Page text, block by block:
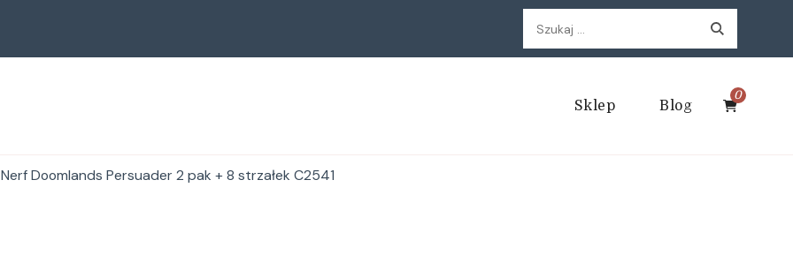
Szukaj:
Sklep Blog
0
Doomlands Persuader 2 pak + 8 strzałek C2541